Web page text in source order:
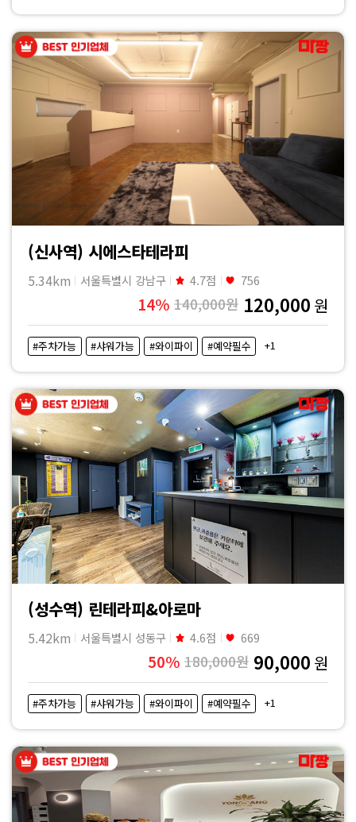
(신사역) 시에스타테라피
5.34km 서울특별시 강남구 4.7점 756
14% 140,000원 120,000 원
#주차가능 #샤워가능 #와이파이 #예약필수 +1
(성수역) 린테라피&아로마
5.42km 서울특별시 성동구 4.6점 669
50% 180,000원 90,000 원
#주차가능 #샤워가능 #와이파이 #예약필수 +1